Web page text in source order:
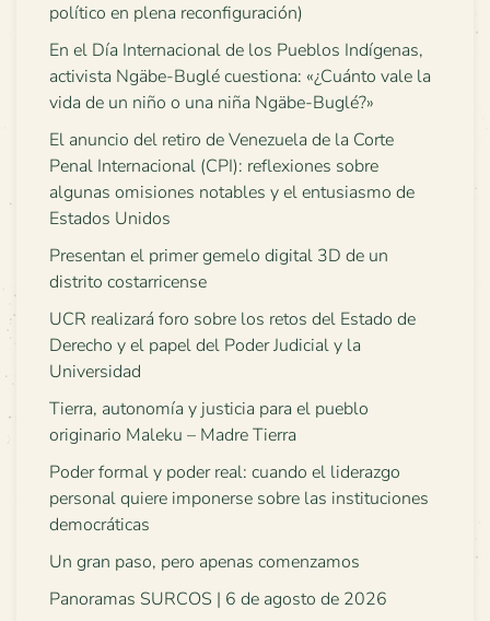
político en plena reconfiguración)
En el Día Internacional de los Pueblos Indígenas,
activista Ngäbe-Buglé cuestiona: «¿Cuánto vale la
vida de un niño o una niña Ngäbe-Buglé?»
El anuncio del retiro de Venezuela de la Corte
Penal Internacional (CPI): reflexiones sobre
algunas omisiones notables y el entusiasmo de
Estados Unidos
Presentan el primer gemelo digital 3D de un
distrito costarricense
UCR realizará foro sobre los retos del Estado de
Derecho y el papel del Poder Judicial y la
Universidad
Tierra, autonomía y justicia para el pueblo
originario Maleku – Madre Tierra
Poder formal y poder real: cuando el liderazgo
personal quiere imponerse sobre las instituciones
democráticas
Un gran paso, pero apenas comenzamos
Panoramas SURCOS | 6 de agosto de 2026